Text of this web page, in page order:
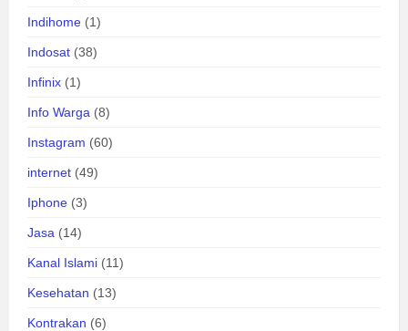
Indihome (1)
Indosat (38)
Infinix (1)
Info Warga (8)
Instagram (60)
internet (49)
Iphone (3)
Jasa (14)
Kanal Islami (11)
Kesehatan (13)
Kontrakan (6)